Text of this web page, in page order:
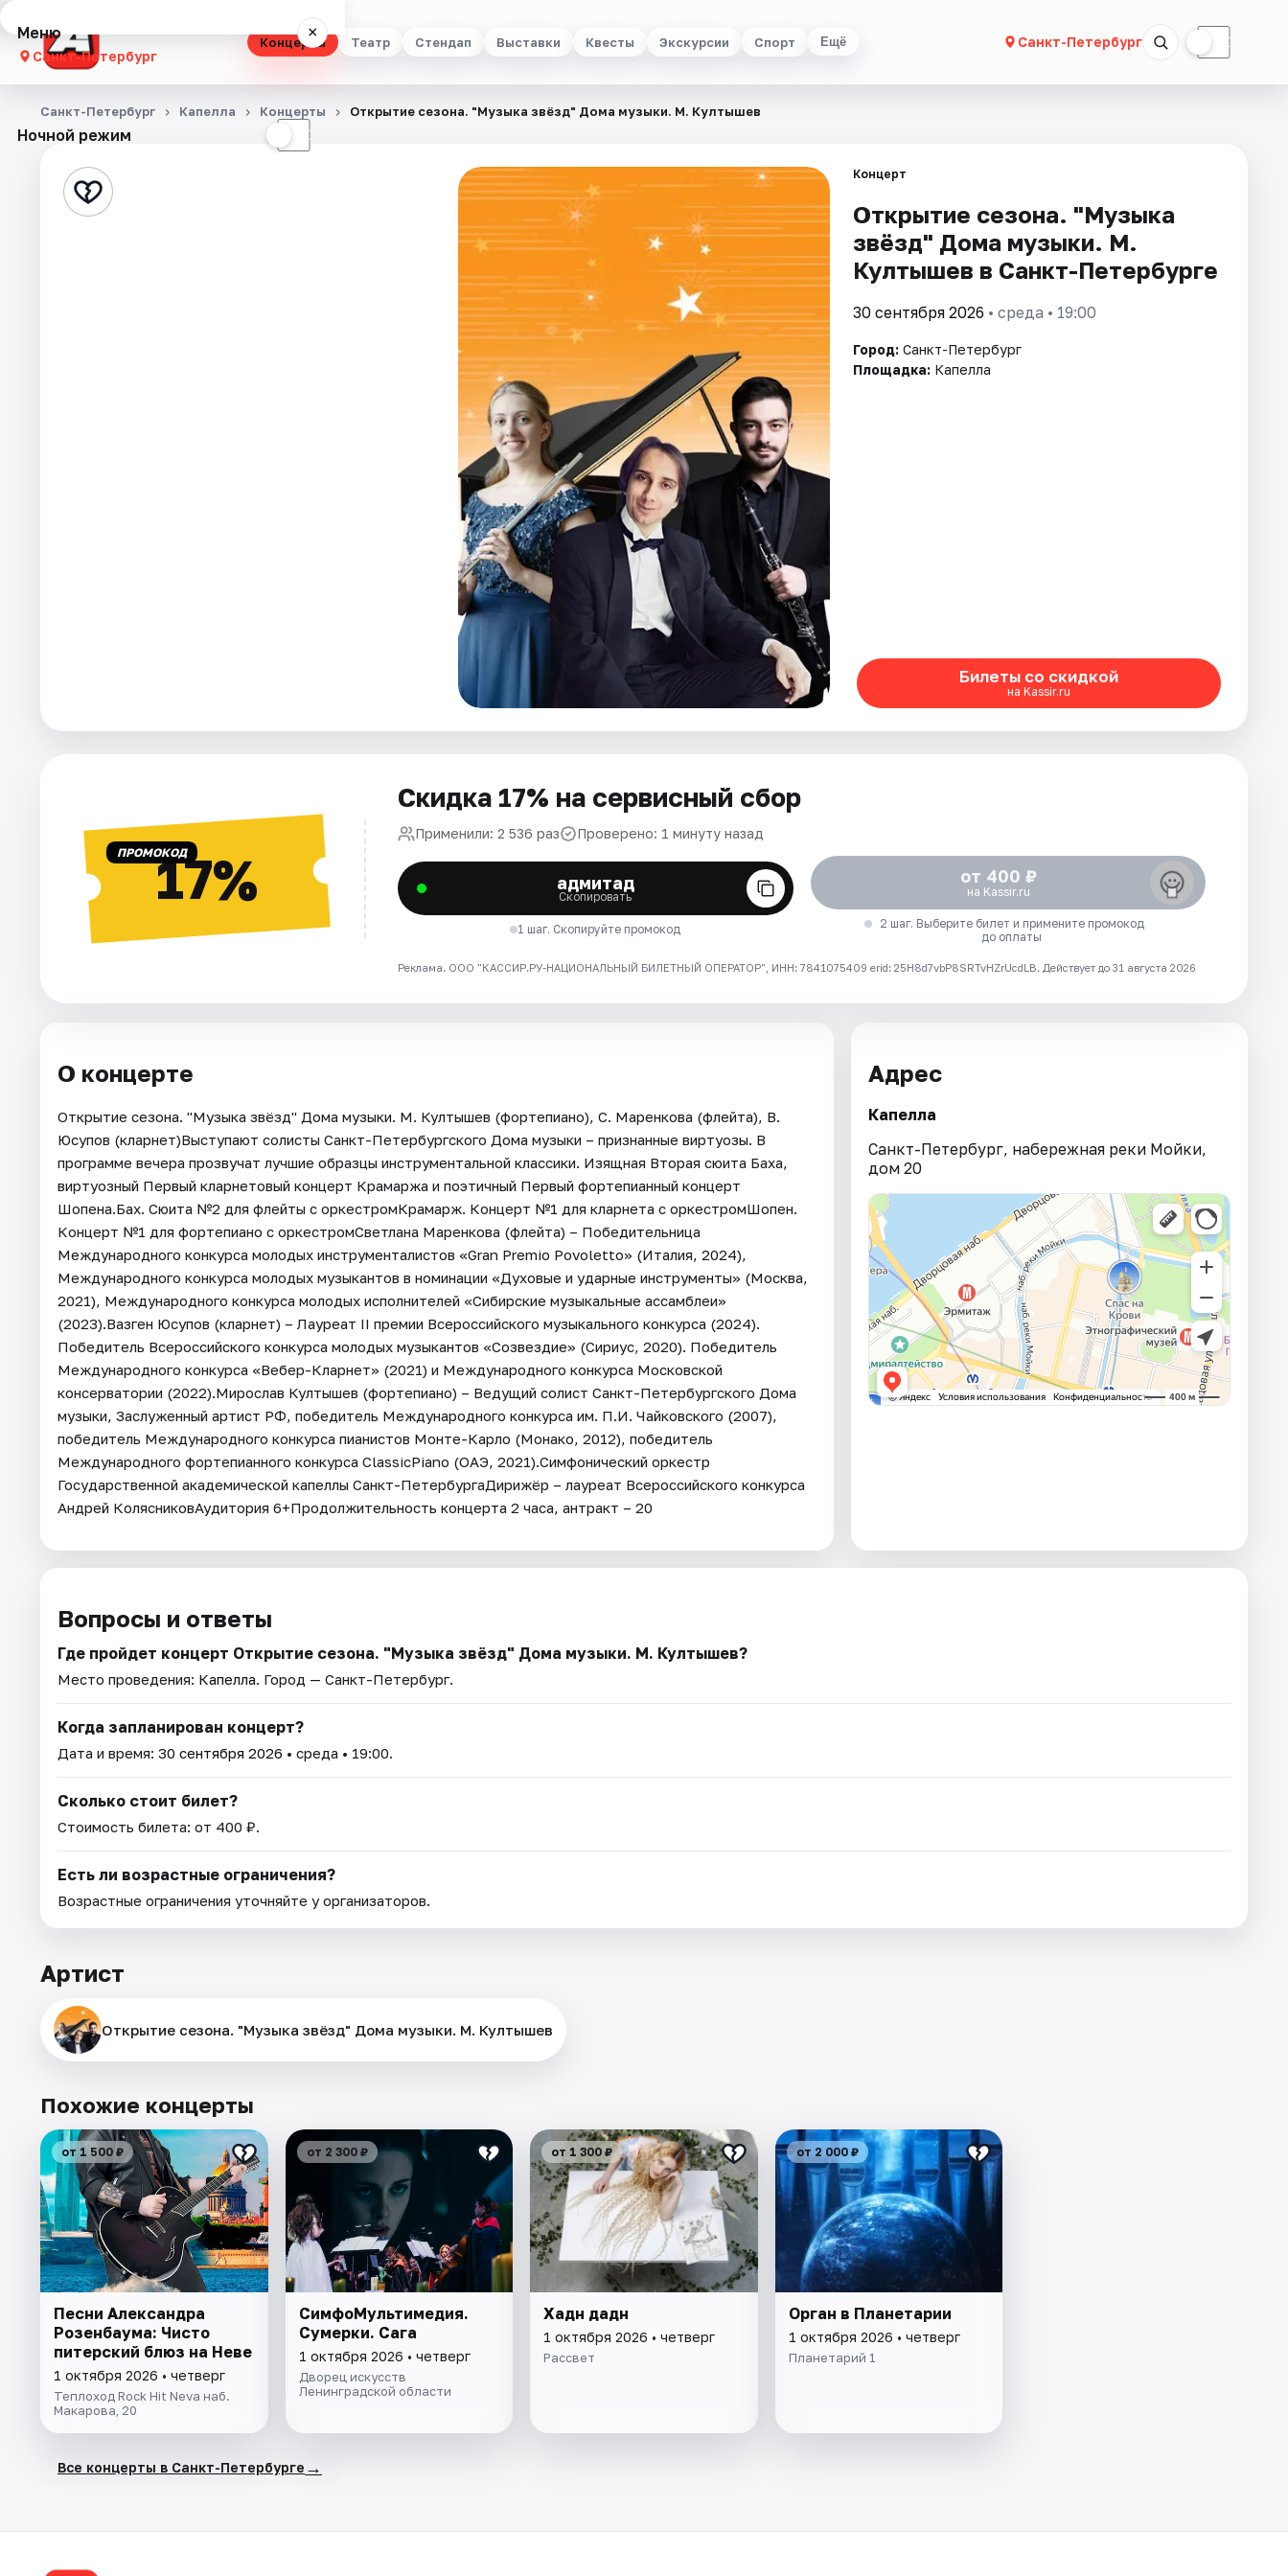
Концерты Театр Стендап Выставки Квесты Экскурсии Спорт Ещё Санкт-Петербург ☾
Меню ×
Санкт-Петербург
Концерты
Стендап
Ночной режим ☾
Санкт-Петербург Капелла Концерты Открытие сезона. "Музыка звёзд" Дома музыки. М. Култышев
Концерт
Открытие сезона. "Музыка
звёзд" Дома музыки. М.
Култышев в Санкт-Петербурге
30 сентября 2026 • среда • 19:00
Город: Санкт-Петербург
Площадка: Капелла
Билеты со скидкой
на Kassir.ru
ПРОМОКОД17%
Скидка 17% на сервисный сбор
Применили: 2 536 раз Проверено: 1 минуту назад
адмитад
Скопировать
1 шаг. Скопируйте промокод
от 400 ₽
на Kassir.ru
2 шаг. Выберите билет и примените промокод
до оплаты
Реклама. ООО "КАССИР.РУ-НАЦИОНАЛЬНЫЙ БИЛЕТНЫЙ ОПЕРАТОР", ИНН: 7841075409 erid: 25H8d7vbP8SRTvHZrUcdLB. Действует до 31 августа 2026
О концерте
Открытие сезона. "Музыка звёзд" Дома музыки. М. Култышев (фортепиано), С. Маренкова (флейта), В.
Юсупов (кларнет)Выступают солисты Санкт-Петербургского Дома музыки – признанные виртуозы. В
программе вечера прозвучат лучшие образцы инструментальной классики. Изящная Вторая сюита Баха,
виртуозный Первый кларнетовый концерт Крамаржа и поэтичный Первый фортепианный концерт
Шопена.Бах. Сюита №2 для флейты с оркестромКрамарж. Концерт №1 для кларнета с оркестромШопен.
Концерт №1 для фортепиано с оркестромСветлана Маренкова (флейта) – Победительница
Международного конкурса молодых инструменталистов «Gran Premio Povoletto» (Италия, 2024),
Международного конкурса молодых музыкантов в номинации «Духовые и ударные инструменты» (Москва,
2021), Международного конкурса молодых исполнителей «Сибирские музыкальные ассамблеи»
(2023).Вазген Юсупов (кларнет) – Лауреат II премии Всероссийского музыкального конкурса (2024).
Победитель Всероссийского конкурса молодых музыкантов «Созвездие» (Сириус, 2020). Победитель
Международного конкурса «Вебер-Кларнет» (2021) и Международного конкурса Московской
консерватории (2022).Мирослав Култышев (фортепиано) – Ведущий солист Санкт-Петербургского Дома
музыки, Заслуженный артист РФ, победитель Международного конкурса им. П.И. Чайковского (2007),
победитель Международного конкурса пианистов Монте-Карло (Монако, 2012), победитель
Международного фортепианного конкурса ClassicPiano (ОАЭ, 2021).Симфонический оркестр
Государственной академической капеллы Санкт-ПетербургаДирижёр – лауреат Всероссийского конкурса
Андрей КолясниковАудитория 6+Продолжительность концерта 2 часа, антракт – 20
Адрес
Капелла
Санкт-Петербург, набережная реки Мойки,
дом 20
Вопросы и ответы
Где пройдет концерт Открытие сезона. "Музыка звёзд" Дома музыки. М. Култышев?
Место проведения: Капелла. Город — Санкт-Петербург.
Когда запланирован концерт?
Дата и время: 30 сентября 2026 • среда • 19:00.
Сколько стоит билет?
Стоимость билета: от 400 ₽.
Есть ли возрастные ограничения?
Возрастные ограничения уточняйте у организаторов.
Артист
Открытие сезона. "Музыка звёзд" Дома музыки. М. Култышев
Похожие концерты
от 1 500 ₽
Песни Александра
Розенбаума: Чисто
питерский блюз на Неве
1 октября 2026 • четверг
Теплоход Rock Hit Neva наб.
Макарова, 20
от 2 300 ₽
СимфоМультимедия.
Сумерки. Сага
1 октября 2026 • четверг
Дворец искусств
Ленинградской области
от 1 300 ₽
Хадн дадн
1 октября 2026 • четверг
Рассвет
от 2 000 ₽
Орган в Планетарии
1 октября 2026 • четверг
Планетарий 1
Все концерты в Санкт-Петербурге →